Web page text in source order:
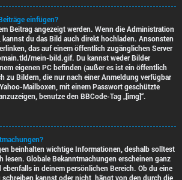
einfügen?
Beitrag angezeigt werden. Wenn die Administration
kannst du das Bild auch direkt hochladen. Ansonsten
das auf einem öffentlich zugänglichen Server
mein-bild.gif. Du kannst weder Bilder
eigenen PC befinden (außer es ist ein öffentlich
zu Bildern, die nur nach einer Anmeldung verfügbar
Mailboxen, mit einem Passwort geschützte
benutze den BBCode-Tag „[img]“.
beinhalten wichtige Informationen, deshalb solltest
lesen. Globale Bekanntmachungen erscheinen ganz
in deinem persönlichen Bereich. Ob du eine
kannst oder nicht, hängt von den durch die